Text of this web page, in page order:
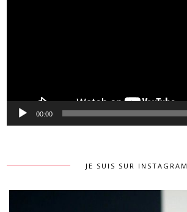
00:00
JE SUIS SUR INSTAGRAM